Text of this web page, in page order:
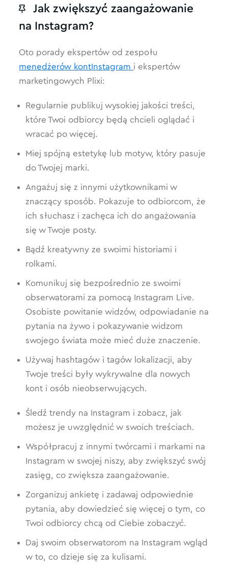
Jak zwiększyć zaangażowanie
na Instagram?
Oto porady ekspertów od zespołu
menedżerów kontInstagram i ekspertów
marketingowych Plixi:
Regularnie publikuj wysokiej jakości treści,
które Twoi odbiorcy będą chcieli oglądać i
wracać po więcej.
Miej spójną estetykę lub motyw, który pasuje
do Twojej marki.
Angażuj się z innymi użytkownikami w
znaczący sposób. Pokazuje to odbiorcom, że
ich słuchasz i zachęca ich do angażowania
się w Twoje posty.
Bądź kreatywny ze swoimi historiami i
rolkami.
Komunikuj się bezpośrednio ze swoimi
obserwatorami za pomocą Instagram Live.
Osobiste powitanie widzów, odpowiadanie na
pytania na żywo i pokazywanie widzom
swojego świata może mieć duże znaczenie.
Używaj hashtagów i tagów lokalizacji, aby
Twoje treści były wykrywalne dla nowych
kont i osób nieobserwujących.
Śledź trendy na Instagram i zobacz, jak
możesz je uwzględnić w swoich treściach.
Współpracuj z innymi twórcami i markami na
Instagram w swojej niszy, aby zwiększyć swój
zasięg, co zwiększa zaangażowanie.
Zorganizuj ankietę i zadawaj odpowiednie
pytania, aby dowiedzieć się więcej o tym, co
Twoi odbiorcy chcą od Ciebie zobaczyć.
Daj swoim obserwatorom na Instagram wgląd
w to, co dzieje się za kulisami.